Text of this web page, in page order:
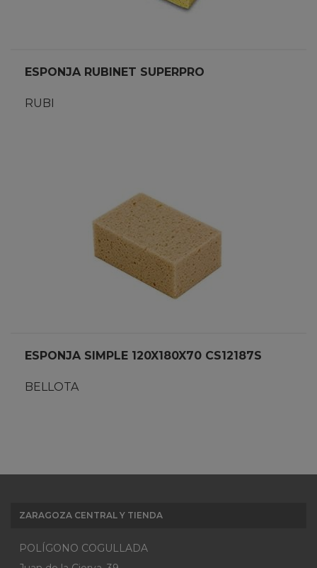
ESPONJA RUBINET SUPERPRO
RUBI
ESPONJA SIMPLE 120X180X70 CS12187S
BELLOTA
ZARAGOZA CENTRAL Y TIENDA
POLÍGONO COGULLADA